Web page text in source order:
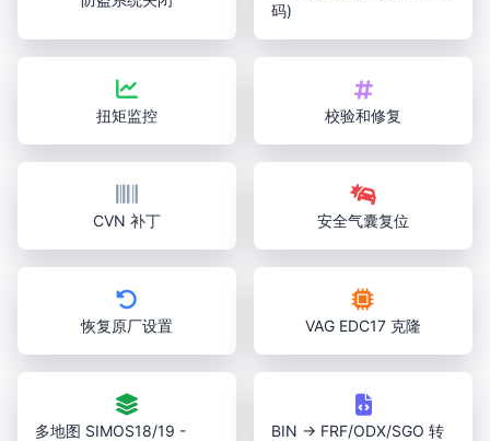
码)
扭矩监控 校验和修复
CVN 补丁 安全气囊复位
恢复原厂设置 VAG EDC17 克隆
多地图 SIMOS18/19 -
BIN → FRF/ODX/SGO 转